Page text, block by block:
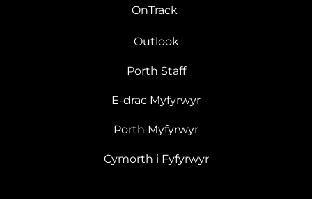
OnTrack
Outlook
Porth Staff
E-drac Myfyrwyr
Porth Myfyrwyr
Cymorth i Fyfyrwyr